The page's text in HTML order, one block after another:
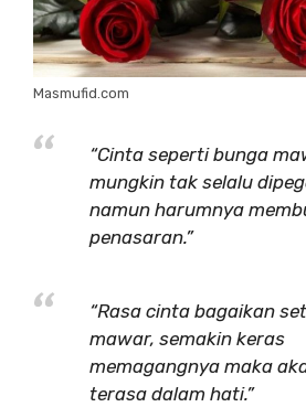
Masmufid.com
“Cinta seperti bunga
mungkin tak selalu
namun harumnya
penasaran.”
“Rasa cinta bagaikan
mawar, semakin keras
memagangnya maka
terasa dalam hati.”